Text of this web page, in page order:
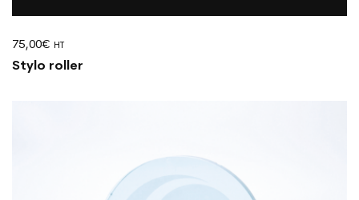
75,00€ HT
Stylo roller